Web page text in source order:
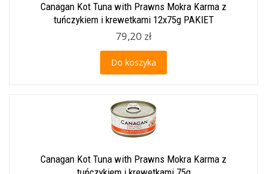
Canagan Kot Tuna with Prawns Mokra Karma z
tuńczykiem i krewetkami 12x75g PAKIET
79,20 zł
Do koszyka
Canagan Kot Tuna with Prawns Mokra Karma z